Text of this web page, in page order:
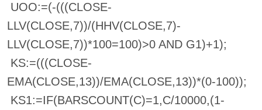
UOO:=(-(((CLOSE-
LLV(CLOSE,7))/(HHV(CLOSE,7)-
LLV(CLOSE,7))*100=100)>0 AND G1)+1);
KS:=(((CLOSE-
EMA(CLOSE,13))/EMA(CLOSE,13))*(0-100));
KS1:=IF(BARSCOUNT(C)=1,C/10000,(1-